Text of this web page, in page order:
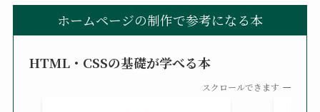
ホームページの制作で参考になる本
HTML・CSSの基礎が学べる本
スクロールできます